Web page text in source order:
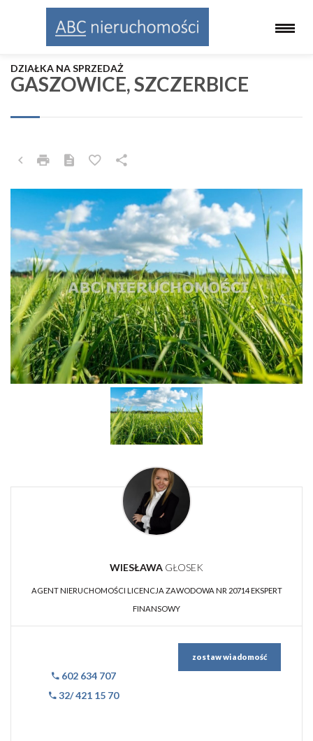
GASZOWICE, SZCZERBICE
DZIAŁKA NA SPRZEDAŻ
WIESŁAWA GŁOSEK
AGENT NIERUCHOMOŚCI LICENCJA ZAWODOWA NR 20714 EKSPERT
FINANSOWY
602 634 707
32/ 421 15 70
zostaw wiadomość